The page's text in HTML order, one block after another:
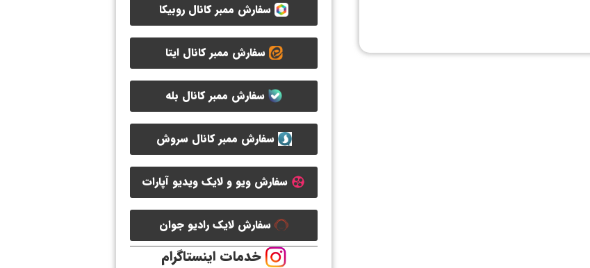
سفارش ممبر کانال روبیکا
سفارش ممبر کانال ایتا
سفارش ممبر کانال بله
سفارش ممبر کانال سروش
سفارش ویو و لایک ویدیو آپارات
سفارش لایک رادیو جوان
خدمات اینستاگرام